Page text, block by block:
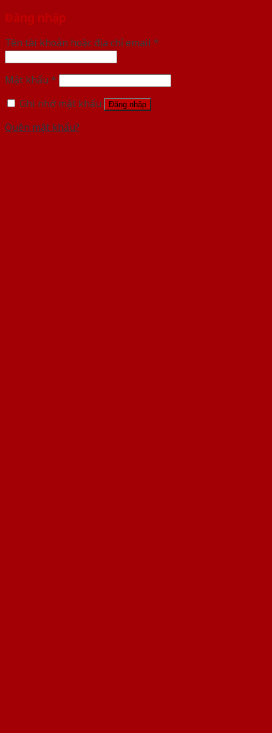
Đăng nhập
Tên tài khoản hoặc địa chỉ email *
Mật khẩu *
Ghi nhớ mật khẩu
Đăng nhập
Quên mật khẩu?